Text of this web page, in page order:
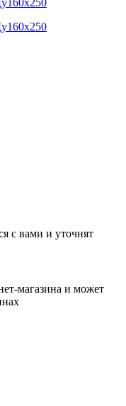
с вами и уточнят
магазина и может